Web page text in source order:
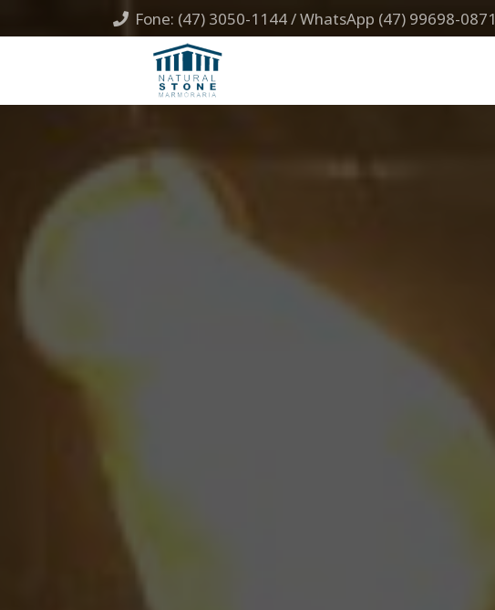
Fone: (47) 3050-1144 / WhatsApp (47) 99698-0871